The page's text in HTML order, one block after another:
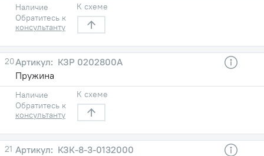
Наличие
Обратитесь к
консультанту
К схеме
20
КЗР 0202800А
Пружина
Наличие
Обратитесь к
консультанту
К схеме
21
КЗК-8-3-0132000